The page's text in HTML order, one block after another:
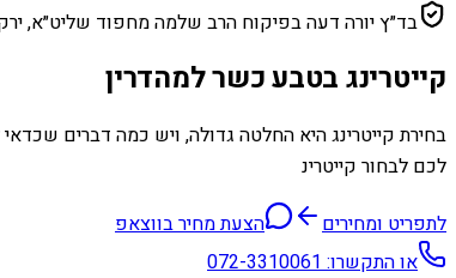
בד״ץ יורה דעה בפיקוח הרב שלמה מחפוד שליט״א,
קייטרינג בטבע כשר למהדרין
בחירת קייטרינג היא החלטה גדולה, ויש כמה דברים
לכם לבחור קייטרינ
לתפריט ומחירים
הצעת מחיר בווצאפ
או התקשרו:072-3310061